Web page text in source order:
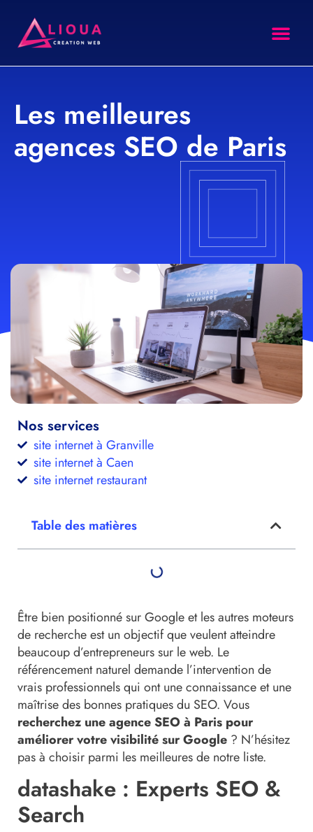
Les meilleures
agences SEO de Paris
Être bien positionné sur Google et les autres moteurs
de recherche est un objectif que veulent atteindre
beaucoup d’entrepreneurs sur le web. Le
référencement naturel demande l’intervention de
vrais professionnels qui ont une connaissance et une
maîtrise des bonnes pratiques du SEO. Vous
recherchez une agence SEO à Paris pour
améliorer votre visibilité sur Google ? N’hésitez
pas à choisir parmi les meilleures de notre liste.
datashake : Experts SEO &
Search
Nos services
site internet à Granville
site internet à Caen
site internet restaurant
Table des matières